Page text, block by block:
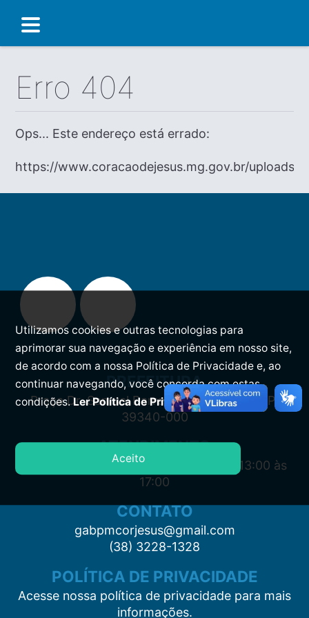
Erro 404
Ops... Este endereço está errado:
https://www.coracaodejesus.mg.gov.br/uploads/
PREFEITURA
Praça Dr. Samuel Barreto, s/n, Centro CEP:
39340-000
ATENDIMENTO
Segunda à Sexta: 7:00 às 11:00 e das 13:00 às
17:00
CONTATO
gabpmcorjesus@gmail.com
(38) 3228-1328
POLÍTICA DE PRIVACIDADE
Acesse nossa política de privacidade para mais
informações.
Utilizamos cookies e outras tecnologias para
aprimorar sua navegação e experiência em nosso site,
de acordo com a nossa Política de Privacidade e, ao
continuar navegando, você concorda com estas
condições.Ler Política de Privacidade.
Aceito